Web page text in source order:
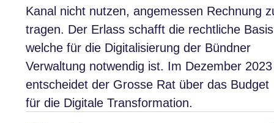
Kanal nicht nutzen, angemessen Rechnung
tragen. Der Erlass schafft die rechtliche
welche für die Digitalisierung der Bündner
Verwaltung notwendig ist. Im Dezember 2023
entscheidet der Grosse Rat über das Budget
für die Digitale Transformation.